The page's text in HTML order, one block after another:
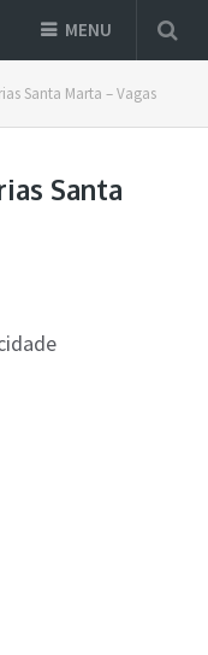
MENU
Santa Marta – Vagas
Santa